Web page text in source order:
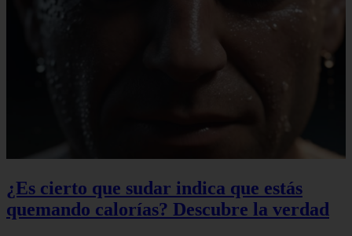
¿Es cierto que sudar indica que estás
quemando calorías? Descubre la verdad